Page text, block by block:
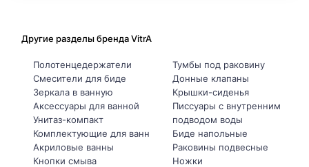
Другие разделы бренда VitrA
Полотенцедержатели
Смесители для биде
Зеркала в ванную
Аксессуары для ванной
Унитаз-компакт
Комплектующие для ванн
Акриловые ванны
Кнопки смыва
Тумбы под раковину
Донные клапаны
Крышки-сиденья
Писсуары с внутренним
подводом воды
Биде напольные
Раковины подвесные
Ножки